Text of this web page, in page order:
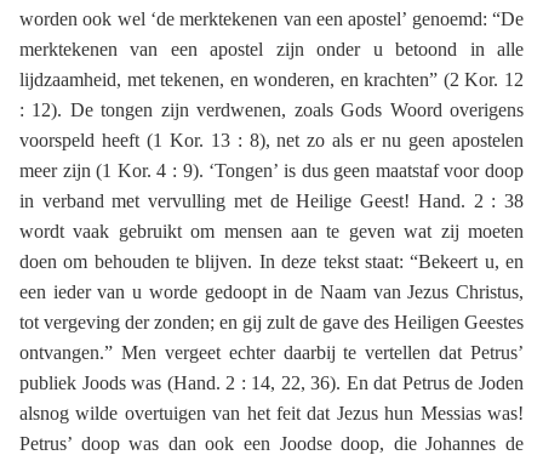
worden ook wel ‘de merktekenen van een apostel’ genoemd: “De
merktekenen van een apostel zijn onder u betoond in alle
lijdzaamheid, met tekenen, en wonderen, en krachten” (2 Kor. 12
: 12). De tongen zijn verdwenen, zoals Gods Woord overigens
voorspeld heeft (1 Kor. 13 : 8), net zo als er nu geen apostelen
meer zijn (1 Kor. 4 : 9). ‘Tongen’ is dus geen maatstaf voor doop
in verband met vervulling met de Heilige Geest! Hand. 2 : 38
wordt vaak gebruikt om mensen aan te geven wat zij moeten
doen om behouden te blijven. In deze tekst staat: “Bekeert u, en
een ieder van u worde gedoopt in de Naam van Jezus Christus,
tot vergeving der zonden; en gij zult de gave des Heiligen Geestes
ontvangen.” Men vergeet echter daarbij te vertellen dat Petrus’
publiek Joods was (Hand. 2 : 14, 22, 36). En dat Petrus de Joden
alsnog wilde overtuigen van het feit dat Jezus hun Messias was!
Petrus’ doop was dan ook een Joodse doop, die Johannes de